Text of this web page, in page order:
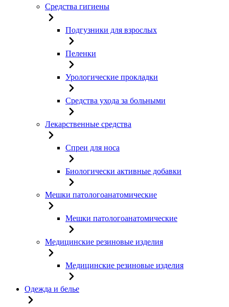
Средства гигиены
Подгузники для взрослых
Пеленки
Урологические прокладки
Средства ухода за больными
Лекарственные средства
Спреи для носа
Биологически активные добавки
Мешки патологоанатомические
Мешки патологоанатомические
Медицинские резиновые изделия
Медицинские резиновые изделия
Одежда и белье